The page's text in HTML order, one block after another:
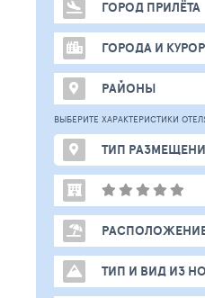
ГОРОД ПРИЛЁТА
ГОРОДА И
РАЙОНЫ
ВЫБЕРИТЕ ХАРАКТЕРИСТИКИ
ТИП
ТИП И ВИД ИЗ